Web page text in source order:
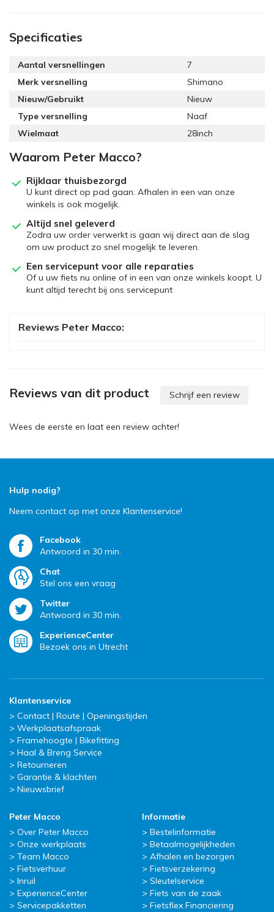
Specificaties
Aantal versnellingen
7
Merk versnelling
Shimano
Nieuw/Gebruikt
Nieuw
Type versnelling
Naaf
Wielmaat
28inch
Waarom Peter Macco?
Rijklaar thuisbezorgd
U kunt direct op pad gaan. Afhalen in een van onze
winkels is ook mogelijk.
Altijd snel geleverd
Zodra uw order verwerkt is gaan wij direct aan de slag
om uw product zo snel mogelijk te leveren.
Een servicepunt voor alle reparaties
Of u uw fiets nu online of in een van onze winkels koopt. U
kunt altijd terecht bij ons servicepunt
Reviews Peter Macco:
Reviews van dit product Schrijf een review
Wees de eerste en laat een review achter!
Hulp nodig?
Neem contact op met onze Klantenservice!
Facebook
Antwoord in 30 min.
Chat
Stel ons een vraag
Twitter
Antwoord in 30 min.
ExperienceCenter
Bezoek ons in Utrecht
Klantenservice
Contact | Route | Openingstijden
Werkplaatsafspraak
Framehoogte | Bikefitting
Haal & Breng Service
Retourneren
Garantie & klachten
Nieuwsbrief
Peter Macco
Over Peter Macco
Onze werkplaats
Team Macco
Fietsverhuur
Inruil
ExperienceCenter
Servicepakketten
Informatie
Bestelinformatie
Betaalmogelijkheden
Afhalen en bezorgen
Fietsverzekering
Sleutelservice
Fiets van de zaak
Fietsflex Financiering